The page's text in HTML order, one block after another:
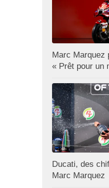
Marc Marquez
« Prêt pour un
Ducati, des
Marc Marquez